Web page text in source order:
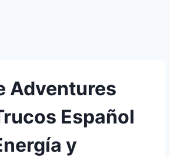
Adventures
Español
y